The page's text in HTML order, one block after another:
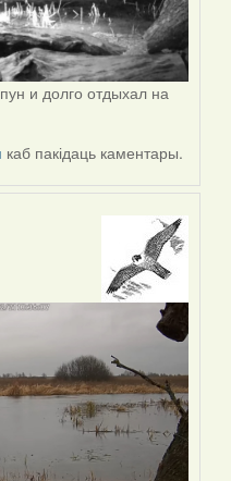
и долго отдыхал на
каб пакідаць каментары.